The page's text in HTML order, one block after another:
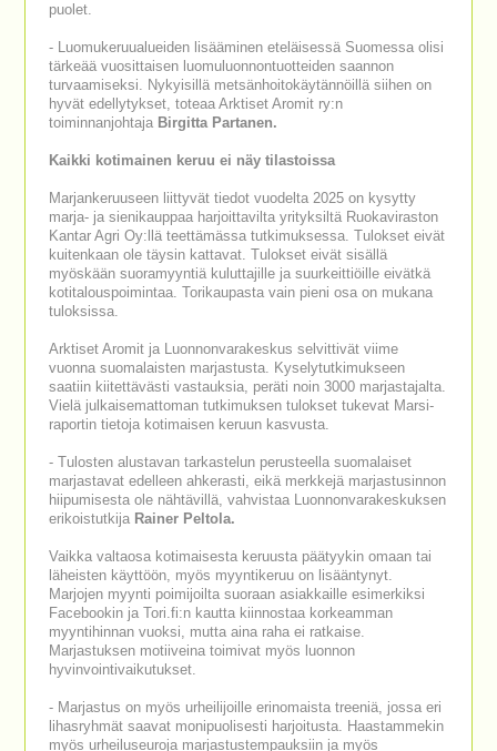
puolet.
- Luomukeruualueiden lisääminen eteläisessä Suomessa olisi
tärkeää vuosittaisen luomuluonnontuotteiden saannon
turvaamiseksi. Nykyisillä metsänhoitokäytännöillä siihen on
hyvät edellytykset, toteaa Arktiset Aromit ry:n
toiminnanjohtaja Birgitta Partanen.
Kaikki kotimainen keruu ei näy tilastoissa
Marjankeruuseen liittyvät tiedot vuodelta 2025 on kysytty
marja- ja sienikauppaa harjoittavilta yrityksiltä Ruokaviraston
Kantar Agri Oy:llä teettämässa tutkimuksessa. Tulokset eivät
kuitenkaan ole täysin kattavat. Tulokset eivät sisällä
myöskään suoramyyntiä kuluttajille ja suurkeittiöille eivätkä
kotitalouspoimintaa. Torikaupasta vain pieni osa on mukana
tuloksissa.
Arktiset Aromit ja Luonnonvarakeskus selvittivät viime
vuonna suomalaisten marjastusta. Kyselytutkimukseen
saatiin kiitettävästi vastauksia, peräti noin 3000 marjastajalta.
Vielä julkaisemattoman tutkimuksen tulokset tukevat Marsi-
raportin tietoja kotimaisen keruun kasvusta.
- Tulosten alustavan tarkastelun perusteella suomalaiset
marjastavat edelleen ahkerasti, eikä merkkejä marjastusinnon
hiipumisesta ole nähtävillä, vahvistaa Luonnonvarakeskuksen
erikoistutkija Rainer Peltola.
Vaikka valtaosa kotimaisesta keruusta päätyykin omaan tai
läheisten käyttöön, myös myyntikeruu on lisääntynyt.
Marjojen myynti poimijoilta suoraan asiakkaille esimerkiksi
Facebookin ja Tori.fi:n kautta kiinnostaa korkeamman
myyntihinnan vuoksi, mutta aina raha ei ratkaise.
Marjastuksen motiiveina toimivat myös luonnon
hyvinvointivaikutukset.
- Marjastus on myös urheilijoille erinomaista treeniä, jossa eri
lihasryhmät saavat monipuolisesti harjoitusta. Haastammekin
myös urheiluseuroja marjastustempauksiin ja myös